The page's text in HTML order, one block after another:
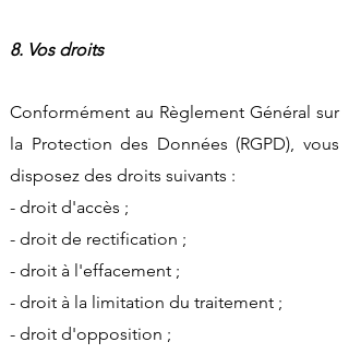
8. Vos droits
Conformément au Règlement Général sur
la Protection des Données (RGPD), vous
disposez des droits suivants :
- droit d'accès ;
- droit de rectification ;
- droit à l'effacement ;
- droit à la limitation du traitement ;
- droit d'opposition ;